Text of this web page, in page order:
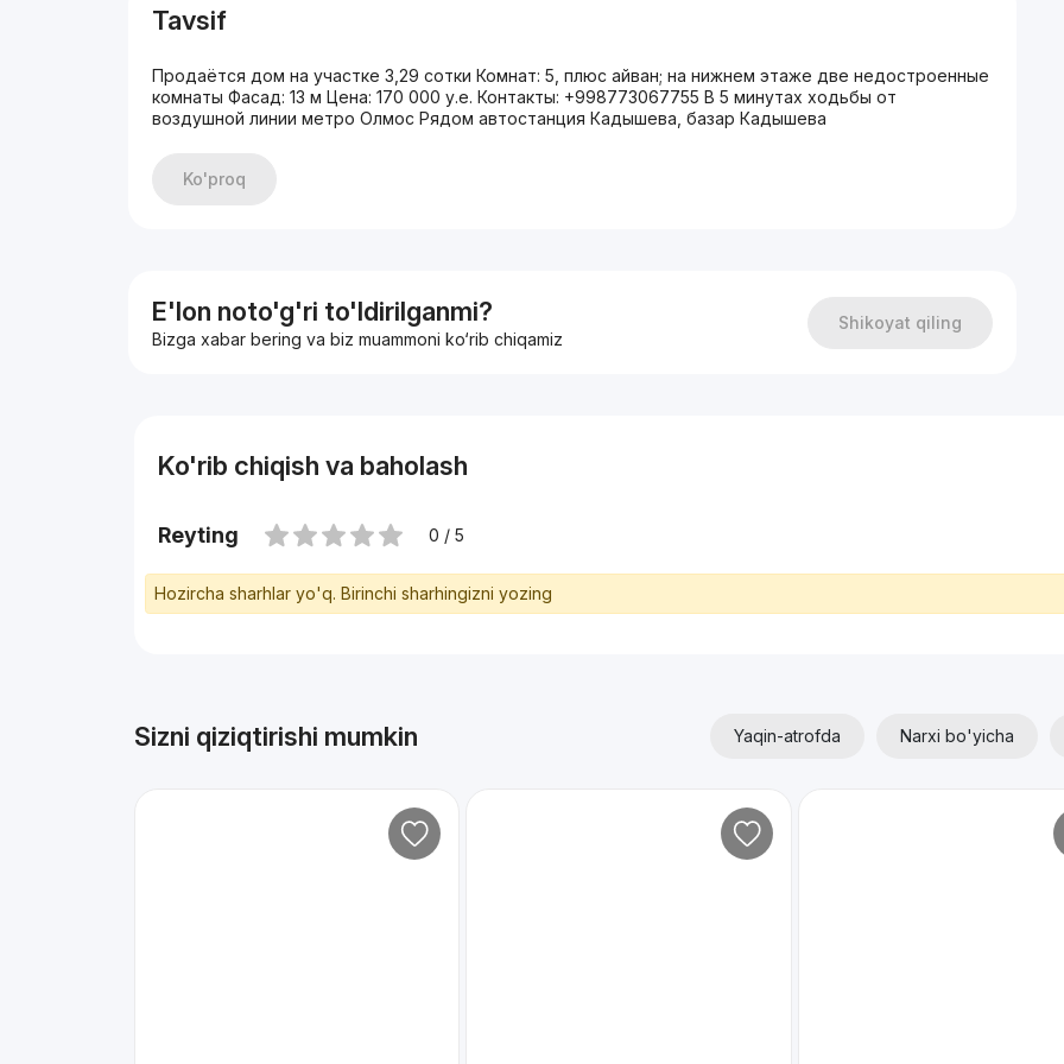
Tavsif
Продаётся дом на участке 3,29 сотки Комнат: 5, плюс айван; на нижнем этаже две недостроенные
комнаты Фасад: 13 м Цена: 170 000 у.е. Контакты: +998773067755 В 5 минутах ходьбы от
воздушной линии метро Олмос Рядом автостанция Кадышева, базар Кадышева
Ko'proq
E'lon noto'g'ri to'ldirilganmi?
Bizga xabar bering va biz muammoni ko‘rib chiqamiz
Shikoyat qiling
Ko'rib chiqish va baholash
Reyting 0 / 5
Hozircha sharhlar yo'q. Birinchi sharhingizni yozing
Sizni qiziqtirishi mumkin Yaqin-atrofda Narxi bo'yicha